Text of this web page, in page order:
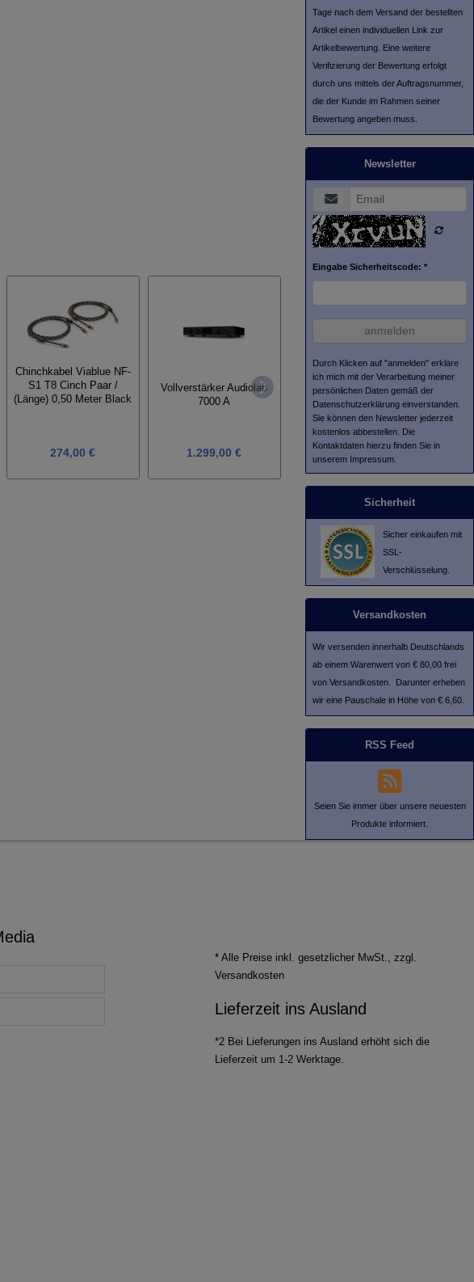
Chinchkabel Viablue NF-
S1 T8 Cinch Paar /
(Länge) 0,50 Meter Black
274,00 €
Vollverstärker Audiolab
7000 A
1.299,00 €
Tonarmlift Q Up
59,00 €
mit
Tage nach dem Versand der bestellten
Artikel einen individuellen Link zur
Artikelbewertung. Eine weitere
Verifizierung der Bewertung erfolgt
durch uns mittels der Auftragsnummer,
die der Kunde im Rahmen seiner
Bewertung angeben muss.
Newsletter
Eingabe Sicherheitscode: *
anmelden
Durch Klicken auf "anmelden" erkläre
ich mich mit der Verarbeitung meiner
persönlichen Daten gemäß der
Datenschutzerklärung einverstanden.
Sie können den Newsletter jederzeit
kostenlos abbestellen. Die
Kontaktdaten hierzu finden Sie in
unserem Impressum.
Sicherheit
Sicher einkaufen mit
SSL-
Verschlüsselung.
Versandkosten
Wir versenden innerhalb Deutschlands
ab einem Warenwert von € 80,00 frei
von Versandkosten. Darunter erheben
wir eine Pauschale in Höhe von € 6,60.
RSS Feed
Seien Sie immer über unsere neuesten
Produkte informiert.
* Alle Preise inkl. gesetzlicher MwSt., zzgl.
Versandkosten
Lieferzeit ins Ausland
*2 Bei Lieferungen ins Ausland erhöht sich die
Lieferzeit um 1-2 Werktage.